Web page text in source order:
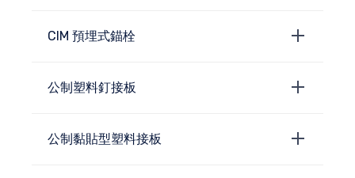
CIM 預埋式錨栓
公制塑料釘接板
公制黏貼型塑料接板